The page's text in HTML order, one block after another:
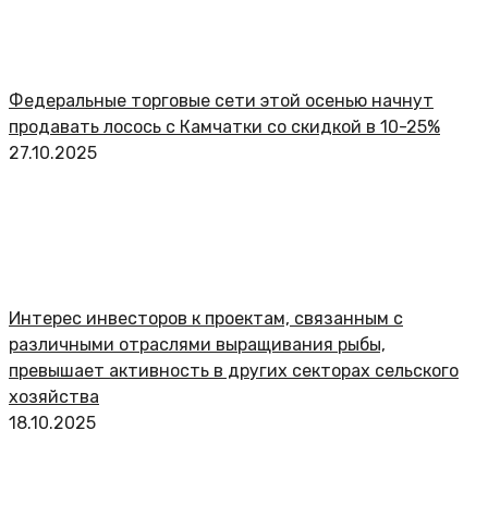
Федеральные торговые сети этой осенью начнут
продавать лосось с Камчатки со скидкой в 10-25%
27.10.2025
Интерес инвесторов к проектам, связанным с
различными отраслями выращивания рыбы,
превышает активность в других секторах сельского
хозяйства
18.10.2025